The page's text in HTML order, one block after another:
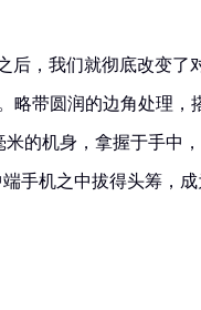
后，我们就彻底改变了
略带圆润的边角处理，
的机身，拿握于手中，
手机之中拔得头筹，成